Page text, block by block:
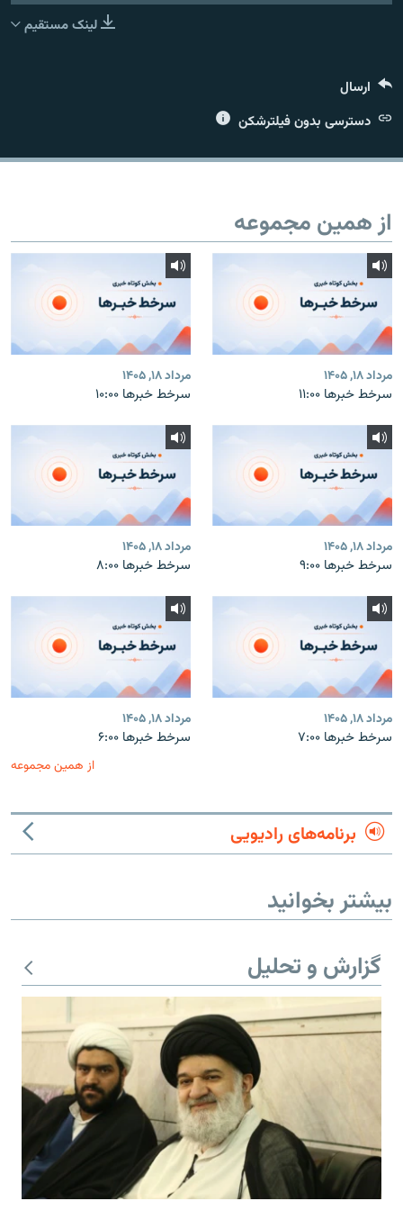
لینک مستقیم
ارسال
دسترسی بدون فیلترشکن
از همین مجموعه
مرداد ۱۸, ۱۴۰۵
سرخط خبرها ۱۱:۰۰
مرداد ۱۸, ۱۴۰۵
سرخط خبرها ۱۰:۰۰
مرداد ۱۸, ۱۴۰۵
سرخط خبرها ۹:۰۰
مرداد ۱۸, ۱۴۰۵
سرخط خبرها ۸:۰۰
مرداد ۱۸, ۱۴۰۵
سرخط خبرها ۷:۰۰
مرداد ۱۸, ۱۴۰۵
سرخط خبرها ۶:۰۰
از همین مجموعه
برنامه‌های رادیویی
بیشتر بخوانید
گزارش و تحلیل